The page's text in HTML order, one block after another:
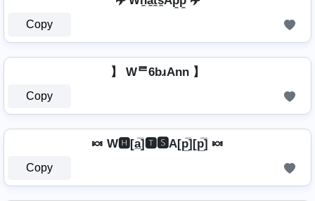
Copy
】 Wᄅ6bɹAnn 】
Copy
🍬 W🅷[a̲̅]🆃🆂A[p̲̅][p̲̅] 🍬
Copy